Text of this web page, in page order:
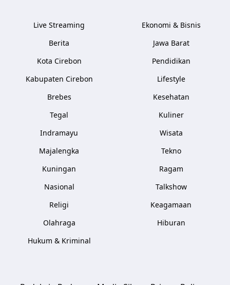
Live Streaming
Berita
Kota Cirebon
Kabupaten Cirebon
Brebes
Tegal
Indramayu
Majalengka
Kuningan
Nasional
Religi
Olahraga
Hukum & Kriminal
Ekonomi & Bisnis
Jawa Barat
Pendidikan
Lifestyle
Kesehatan
Kuliner
Wisata
Tekno
Ragam
Talkshow
Keagamaan
Hiburan